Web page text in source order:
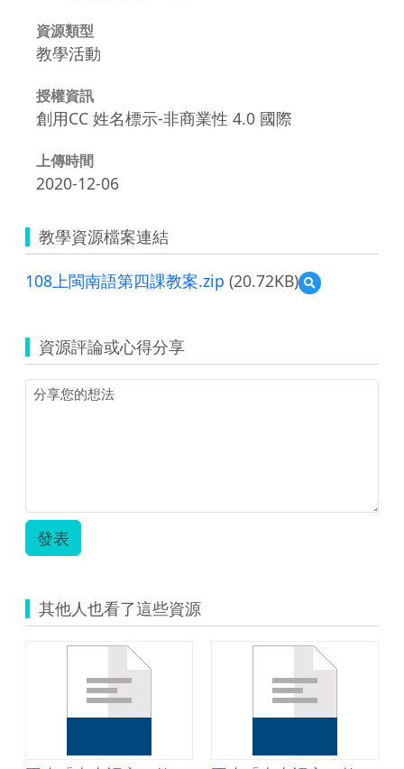
資源類型
教學活動
授權資訊
創用CC 姓名標示-非商業性 4.0 國際
上傳時間
2020-12-06
教學資源檔案連結
108上閩南語第四課教案.zip (20.72KB)
預
覽
南
語
資源評論或心得分享
發表
其他人也看了這些資源